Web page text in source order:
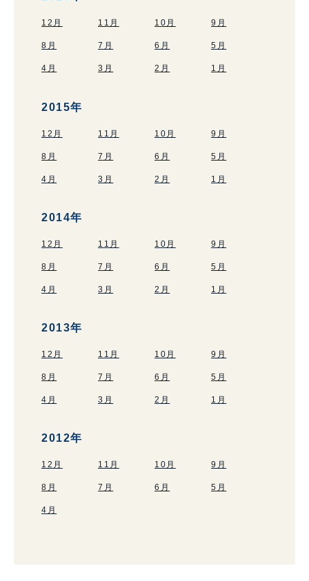
12月 11月 10月 9月
8月 7月 6月 5月
4月 3月 2月 1月
2015年
12月 11月 10月 9月
8月 7月 6月 5月
4月 3月 2月 1月
2014年
12月 11月 10月 9月
8月 7月 6月 5月
4月 3月 2月 1月
2013年
12月 11月 10月 9月
8月 7月 6月 5月
4月 3月 2月 1月
2012年
12月 11月 10月 9月
8月 7月 6月 5月
4月